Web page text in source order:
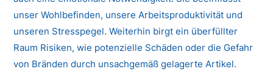
unser Wohlbefinden, unsere Arbeitsproduktivität und
unseren Stresspegel. Weiterhin birgt ein überfüllter
Raum Risiken, wie potenzielle Schäden oder die Gefahr
von Bränden durch unsachgemäß gelagerte Artikel.